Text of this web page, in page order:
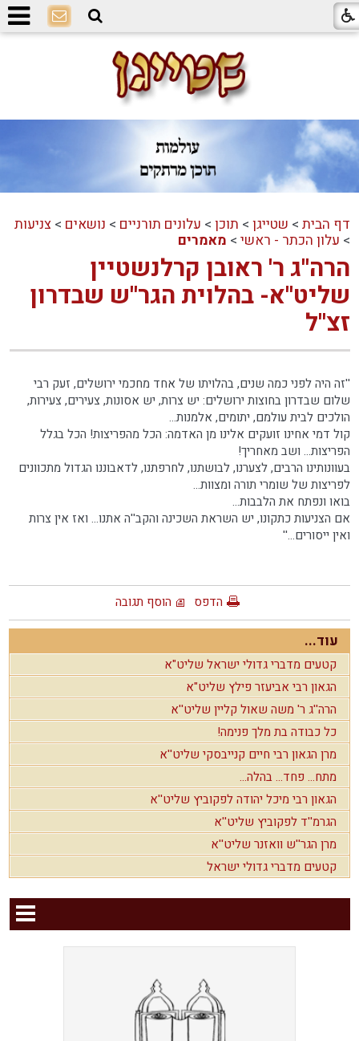
דף הבית > שטייגן > תוכן > עלונים תורניים > נושאים >צניעות
> עלון הכתר - ראשי > מאמרים
הרה''ג ר' ראובן קרלנשטיין
שליט''א- בהלוית הגר''ש שבדרון
זצ''ל
''זה היה לפני כמה שנים, בהלויתו של אחד מחכמי ירושלים, זעק רבי
שלום שבדרון בחוצות ירושלים: יש צרות, יש אסונות, צעירים, צעירות,
הולכים לבית עולמם, יתומים, אלמנות...
קול דמי אחינו זועקים אלינו מן האדמה: הכל מהפריצות! הכל בגלל
הפריצות... ושב מאחריך!
בעוונותינו הרבים, לצערנו, לבושתנו, לחרפתנו, לדאבוננו הגדול מתכוונים
לפריצות של שומרי תורה ומצוות...
בואו ונפתח את הלבבות...
אם הצניעות כתקונו, יש השראת השכינה והקב''ה אתנו... ואז אין צרות
ואין ייסורים...''
הדפס הוסף תגובה
עוד...
קטעים מדברי גדולי ישראל שליט"א
הגאון רבי אביעזר פילץ שליט"א
הרה''ג ר' משה שאול קליין שליט''א
כל כבודה בת מלך פנימה!
מרן הגאון רבי חיים קנייבסקי שליט''א
מתח... פחד... בהלה...
הגאון רבי מיכל יהודה לפקוביץ שליט''א
הגרמ''ד לפקוביץ שליט''א
מרן הגר''ש וואזנר שליט''א
קטעים מדברי גדולי ישראל